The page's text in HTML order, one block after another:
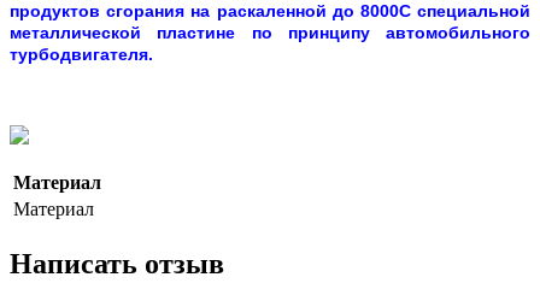
продуктов сгорания на раскаленной до 8000С специальной
металлической пластине по принципу автомобильного
турбодвигателя.
Материал
Материал
Написать отзыв